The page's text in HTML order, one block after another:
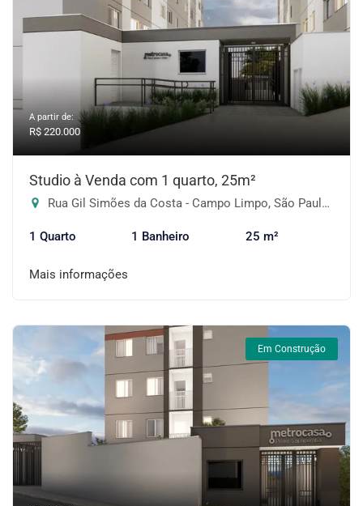
A partir de:
R$ 220.000
Studio à Venda com 1 quarto, 25m²
Rua Gil Simões da Costa - Campo Limpo, São Paulo-SP
1 Quarto 1 Banheiro 25 m²
Mais informações
Em Construção